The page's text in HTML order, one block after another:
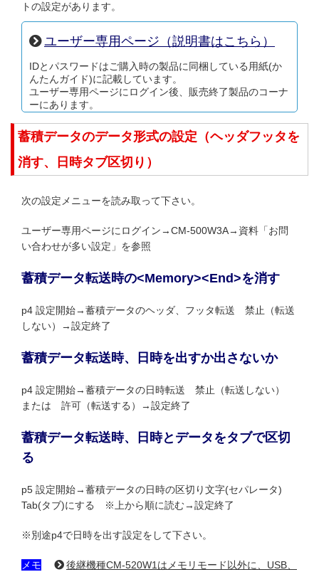
トの設定があります。
ユーザー専用ページ（説明書はこちら）
IDとパスワードはご購入時の製品に同梱している用紙(か
んたんガイド)に記載しています。
ユーザー専用ページにログイン後、販売終了製品のコーナ
ーにあります。
蓄積データのデータ形式の設定（ヘッダフッタを
消す、日時タブ区切り）
次の設定メニューを読み取って下さい。
ユーザー専用ページにログイン→CM-500W3A→資料「お問
い合わせが多い設定」を参照
蓄積データ転送時の<Memory><End>を消す
p4 設定開始→蓄積データのヘッダ、フッタ転送 禁止（転送
しない）→設定終了
蓄積データ転送時、日時を出すか出さないか
p4 設定開始→蓄積データの日時転送 禁止（転送しない）
または 許可（転送する）→設定終了
蓄積データ転送時、日時とデータをタブで区切
る
p5 設定開始→蓄積データの日時の区切り文字(セパレータ)
Tab(タブ)にする ※上から順に読む→設定終了
※別途p4で日時を出す設定をして下さい。
メモ
後継機種CM-520W1はメモリモード以外に、USB、